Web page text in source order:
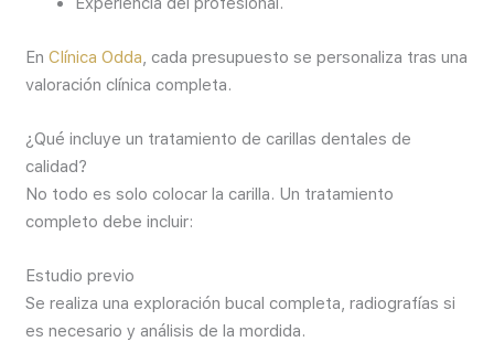
EnClínica Odda, cada presupuesto se personaliza tras una
valoración clínica completa.
¿Qué incluye un tratamiento de carillas dentales de
calidad?
No todo es solo colocar la carilla. Un tratamiento
completo debe incluir:
Estudio previo
Se realiza una exploración bucal completa, radiografías si
es necesario y análisis de la mordida.